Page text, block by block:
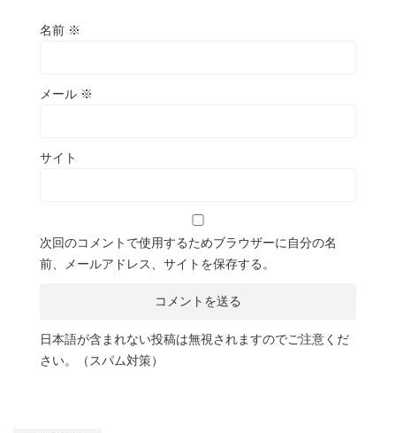
名前 ※
メール ※
サイト
次回のコメントで使用するためブラウザーに自分の名
前、メールアドレス、サイトを保存する。
日本語が含まれない投稿は無視されますのでご注意くだ
さい。（スパム対策）